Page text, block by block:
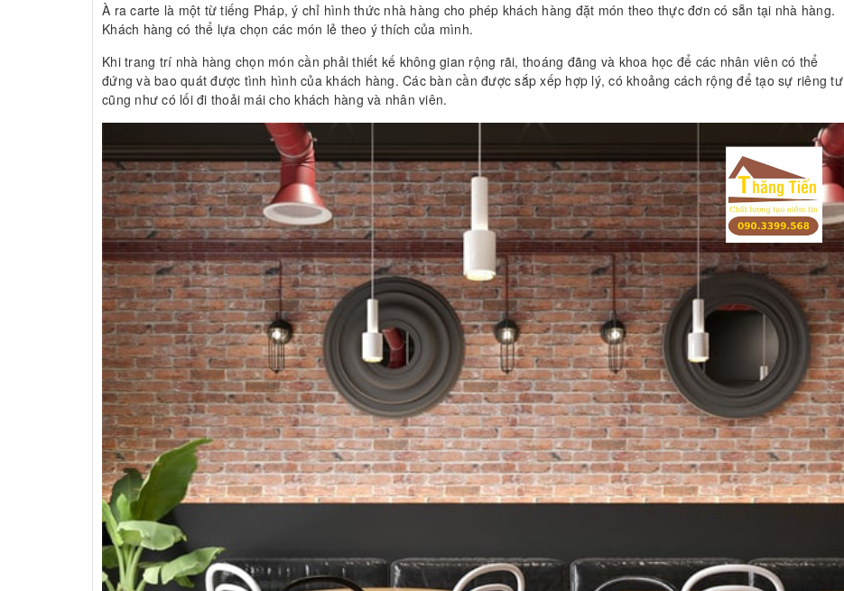
À ra carte là một từ tiếng Pháp, ý chỉ hình thức nhà hàng cho phép khách hàng đặt món theo thực đơn có sẵn tại nhà hàng.
Khách hàng có thể lựa chọn các món lẻ theo ý thích của mình.
Khi trang trí nhà hàng chọn món cần phải thiết kế không gian rộng rãi, thoáng đãng và khoa học để các nhân viên có thể
đứng và bao quát được tình hình của khách hàng. Các bàn cần được sắp xếp hợp lý, có khoảng cách rộng để tạo sự riêng tư
cũng như có lối đi thoải mái cho khách hàng và nhân viên.